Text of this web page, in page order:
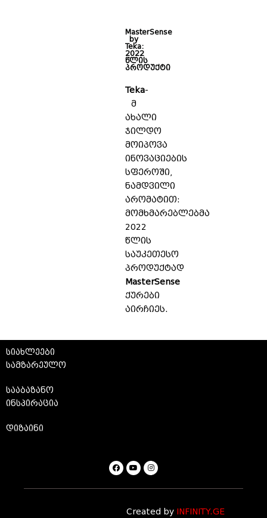
MasterSense
by
Teka:
2022
წლის
პროდუქტი
Teka-
მ
ახალი
ჯილდო
მოიპოვა
ინოვაციების
სფეროში,
ნამდვილი
არომატით:
მომხმარებლებმა
2022
წლის
საუკეთესო
პროდუქტად
MasterSense
ქურები
აირჩიეს.
სიახლეები
სამზარეულო
სააბაზანო
ინსპირაცია
დიზაინი
Created by INFINITY.GE